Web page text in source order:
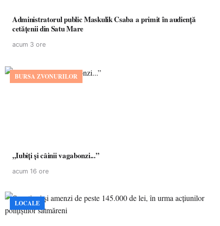
Administratorul public Maskulik Csaba a primit în audiență
cetățenii din Satu Mare
acum 3 ore
BURSA ZVONURILOR
,,Iubiți și câinii vagabonzi...”
acum 16 ore
LOCALE